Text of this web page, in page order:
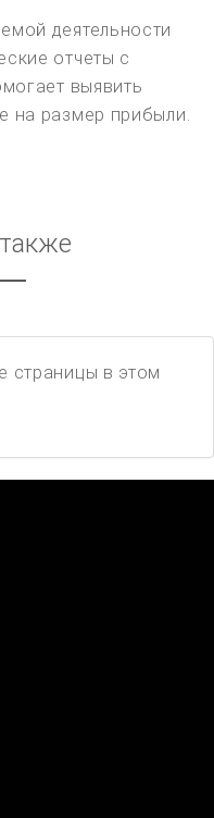
деятельности
отчеты с
выявить
на размер прибыли.
страницы в этом